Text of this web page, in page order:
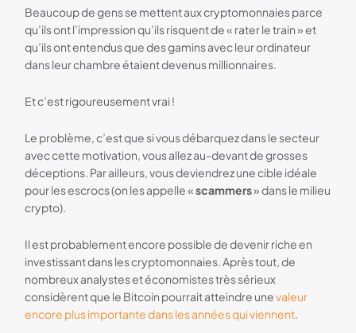
Beaucoup de gens se mettent aux cryptomonnaies parce
qu’ils ont l’impression qu’ils risquent de « rater le train » et
qu’ils ont entendus que des gamins avec leur ordinateur
dans leur chambre étaient devenus millionnaires.
Et c’est rigoureusement vrai !
Le problème, c’est que si vous débarquez dans le secteur
avec cette motivation, vous allez au-devant de grosses
déceptions. Par ailleurs, vous deviendrez une cible idéale
pour les escrocs (on les appelle «scammers» dans le milieu
crypto).
Il est probablement encore possible de devenir riche en
investissant dans les cryptomonnaies. Après tout, de
nombreux analystes et économistes très sérieux
considèrent que le Bitcoin pourrait atteindre unevaleur
encore plus importante dans les années qui viennent.